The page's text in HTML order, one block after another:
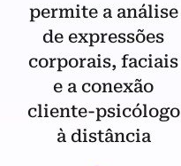
permite a análise
de expressões
corporais, faciais
e a conexão
cliente-psicólogo
à distância